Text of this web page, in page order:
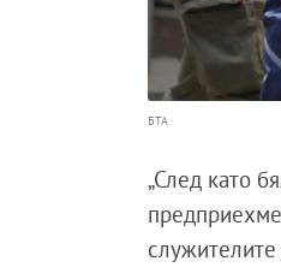
БТА
„След като